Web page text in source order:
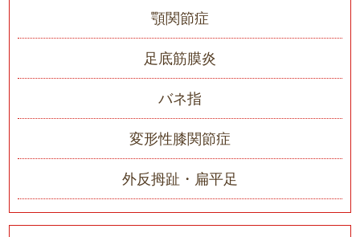
顎関節症
足底筋膜炎
バネ指
変形性膝関節症
外反拇趾・扁平足